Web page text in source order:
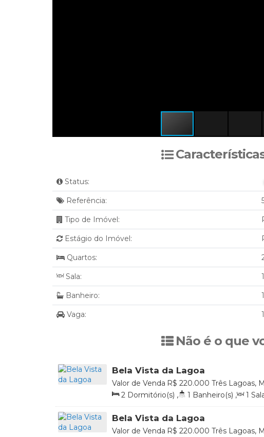
Status:
Referência:
Tipo de Imóvel:
Estágio do Imóvel:
Quartos:
Sala: 1
Banheiro: 1
Vaga: 1
Não é o que
Bela Vista da Lagoa
R$ 220.000
Valor de Venda
Três Lagoas,
Brasil
2 Dormitório(s) , 1 Banheiro(s) , 1
Útil: 50.85m²
Bela Vista da Lagoa
R$ 220.000
Valor de Venda
Três Lagoas,